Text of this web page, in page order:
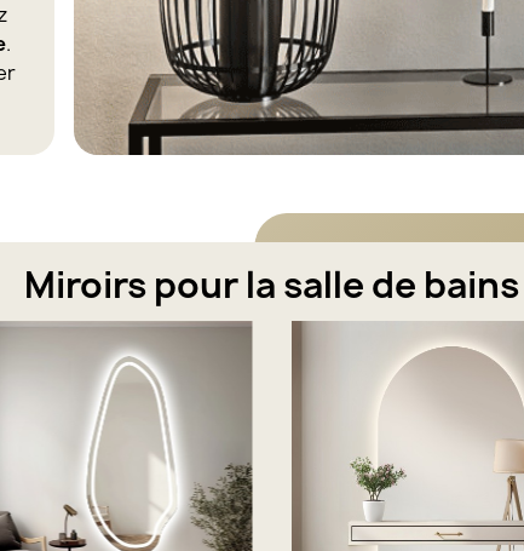
.
Miroirs pour la salle de bains